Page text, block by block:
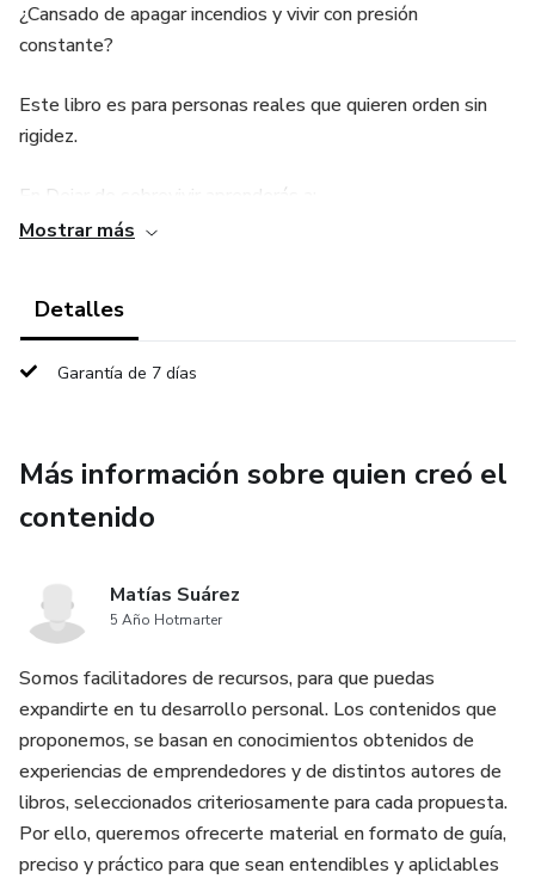
¿Cansado de apagar incendios y vivir con presión
constante?
Este libro es para personas reales que quieren orden sin
rigidez.
En Dejar de sobrevivir aprenderás a:
• Manejar tu dinero sin ser experto
• Crear rutinas mínimas que sí se sostienen
✔ Checklist
✔ Plantillas de revisión y gastos
✔ Guía de prioridades
✔ Plan imprimible de 7 días
No necesitas motivación extrema.
Mostrar más
Detalles
Garantía de 7 días
Más información sobre quien creó el
contenido
Matías Suárez
5 Año Hotmarter
Somos facilitadores de recursos, para que puedas
expandirte en tu desarrollo personal. Los contenidos que
proponemos, se basan en conocimientos obtenidos de
experiencias de emprendedores y de distintos autores de
libros, seleccionados criteriosamente para cada propuesta.
Por ello, queremos ofrecerte material en formato de guía,
preciso y práctico para que sean entendibles y apliclables